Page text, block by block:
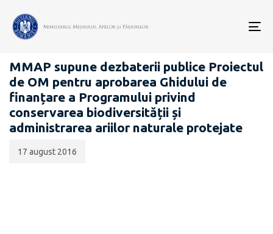
PROIECTE ACTE NORMATIVE
MMAP supune dezbaterii publice Proiectul
de OM pentru aprobarea Ghidului de
finanțare a Programului privind
conservarea biodiversității și
administrarea ariilor naturale protejate
publicării:
17 august 2016